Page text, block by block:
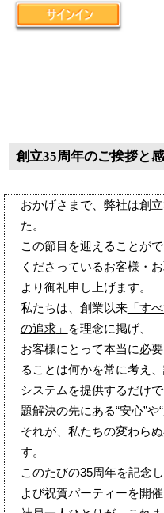
創立35周年のご挨拶と
おかげさまで、弊社は創
た。
この節目を迎えることが
くださっているお客様・
より御礼申し上げます。
私たちは、創業以来「 す
の追求」
を理念に掲げ、
お客様にとって本当に必
ることは何かを常に考え
システムを提供するだけ
題解決の先にある“安心”や
それが、私たちの変わら
す。
このたびの35周年を記念
よび祝賀パーティーを開